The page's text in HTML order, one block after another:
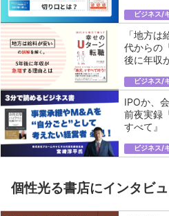
ビジネス/
「地方
代からの
後に年収
ビジネス/
IPOか、
前夜実録
すべて』
ビジネス/
個性光る書店にインタビュ